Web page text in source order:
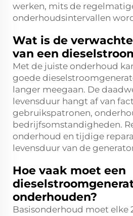
werken, mits de
onderhoudsintervallen
Wat is de
van een
Met de juiste onderhoud
goede
langer meegaan. De
levensduur hangt af van
gebruikspatronen,
bedrijfsomstandigheden.
onderhoud en tijdige
levensduur van de
Hoe vaak moet een
onderhouden?
Basisonderhoud moet elke